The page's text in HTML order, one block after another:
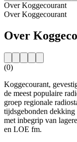
Over Koggecourant
Over Koggecourant
Over
(0)
Koggecourant,
de meest populaire
groep regionale
tijdsgebonden dekking
met inbegrip van
en LOE fm.